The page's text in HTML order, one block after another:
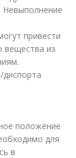
Невыполнение
привести
вещества из
положение
для
в